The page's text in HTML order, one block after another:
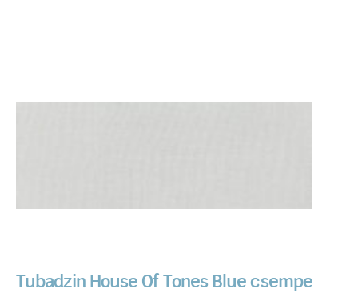
Tubadzin House Of Tones Blue csempe